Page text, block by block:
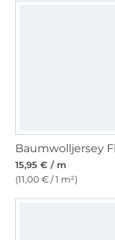
15,95 € / m
(11,00 € / 1 m²)